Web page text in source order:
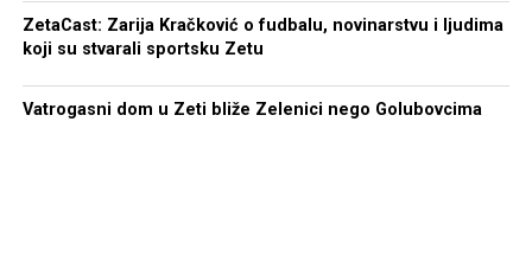
ZetaCast: Zarija Kračković o fudbalu, novinarstvu i ljudima
koji su stvarali sportsku Zetu
Vatrogasni dom u Zeti bliže Zelenici nego Golubovcima